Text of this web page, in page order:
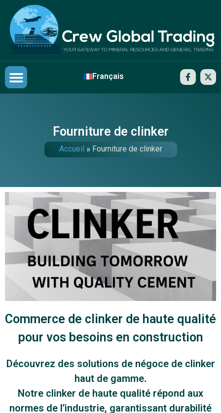
Français
Fourniture de clinker
Accueil » Fourniture de clinker
Commerce de clinker de haute qualité
pour vos besoins en construction
Découvrez des solutions de négoce de clinker
haut de gamme.
Notre clinker de haute qualité répond aux
normes de l’industrie, garantissant durabilité